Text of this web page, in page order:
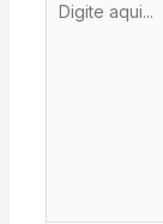
aqui...